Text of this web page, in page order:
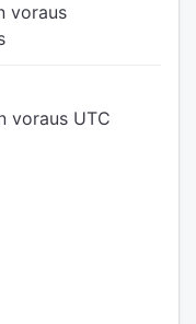
voraus
voraus UTC